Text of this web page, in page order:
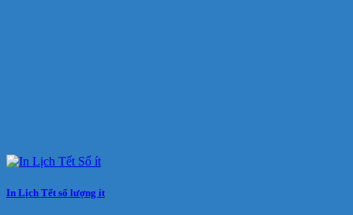
In Lịch Tết số lượng ít